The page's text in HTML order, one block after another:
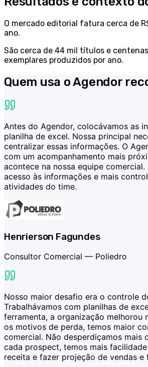
O mercado editorial fatura cerca de
ano.
São cerca de 44 mil títulos e
exemplares produzidos por ano.
Quem usa o Agendor
Antes do Agendor, colocávamos as
planilha de excel. Nossa principal
centralizar essas informações. O
com um acompanhamento mais
acontece na nossa equipe
acesso às informações e mais
atividades do time.
Henrierson Fagundes
Consultor Comercial — Poliedro
Nosso maior desafio era o controle
Trabalhávamos com planilhas de
ferramenta, a organização melhorou
os motivos de perda, temos maior
comercial. Não desperdiçamos mais
cada prospect, temos mais
receita e fazer projeção de vendas e